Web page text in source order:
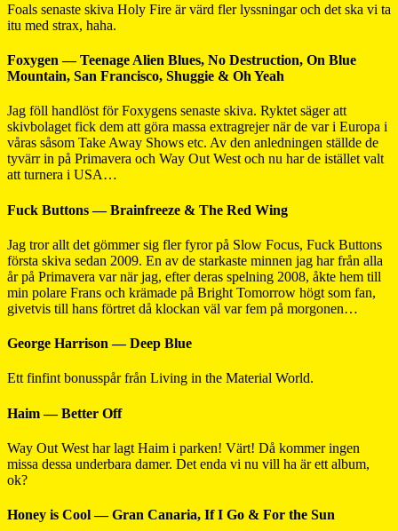
Foals senaste skiva Holy Fire är värd fler lyssningar och det ska vi ta
itu med strax, haha.
Foxygen — Teenage Alien Blues, No Destruction, On Blue
Mountain, San Francisco, Shuggie & Oh Yeah
Jag föll handlöst för Foxygens senaste skiva. Ryktet säger att
skivbolaget fick dem att göra massa extragrejer när de var i Europa i
våras såsom Take Away Shows etc. Av den anledningen ställde de
tyvärr in på Primavera och Way Out West och nu har de istället valt
att turnera i USA…
Fuck Buttons — Brainfreeze & The Red Wing
Jag tror allt det gömmer sig fler fyror på Slow Focus, Fuck Buttons
första skiva sedan 2009. En av de starkaste minnen jag har från alla
år på Primavera var när jag, efter deras spelning 2008, åkte hem till
min polare Frans och krämade på Bright Tomorrow högt som fan,
givetvis till hans förtret då klockan väl var fem på morgonen…
George Harrison — Deep Blue
Ett finfint bonusspår från Living in the Material World.
Haim — Better Off
Way Out West har lagt Haim i parken! Värt! Då kommer ingen
missa dessa underbara damer. Det enda vi nu vill ha är ett album,
ok?
Honey is Cool — Gran Canaria, If I Go & For the Sun